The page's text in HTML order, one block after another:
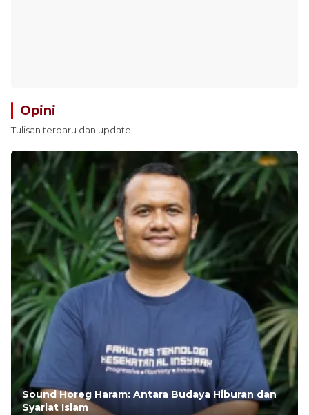
Opini
Tulisan terbaru dan update
Sound Horeg Haram: Antara Budaya Hiburan dan
Syariat Islam